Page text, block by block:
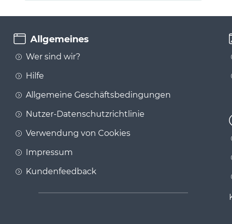
Allgemeines
Wer sind wir?
Hilfe
Allgemeine Geschäftsbedingungen
Nutzer-Datenschutzrichtlinie
Verwendung von Cookies
Impressum
Kundenfeedback